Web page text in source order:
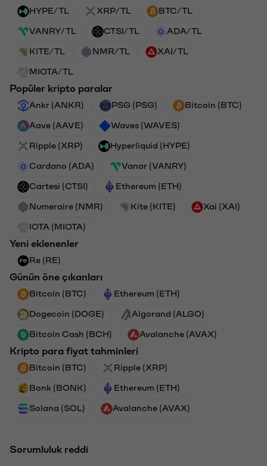
HYPE/TL XRP/TL BTC/TL
VANRY/TL CTSI/TL ADA/TL
KITE/TL NMR/TL XAI/TL
MIOTA/TL
Popüler kripto paralar
Ankr (ANKR) PSG (PSG) Bitcoin (BTC)
Aave (AAVE) Waves (WAVES)
Ripple (XRP) Hyperliquid (HYPE)
Cardano (ADA) Vanar (VANRY)
Cartesi (CTSI) Ethereum (ETH)
Numeraire (NMR) Kite (KITE) Xai (XAI)
IOTA (MIOTA)
Yeni eklenenler
Re (RE)
Günün öne çıkanları
Bitcoin (BTC) Ethereum (ETH)
Dogecoin (DOGE) Algorand (ALGO)
Bitcoin Cash (BCH) Avalanche (AVAX)
Kripto para fiyat tahminleri
Bitcoin (BTC) Ripple (XRP)
Bonk (BONK) Ethereum (ETH)
Solana (SOL) Avalanche (AVAX)
Sorumluluk reddi